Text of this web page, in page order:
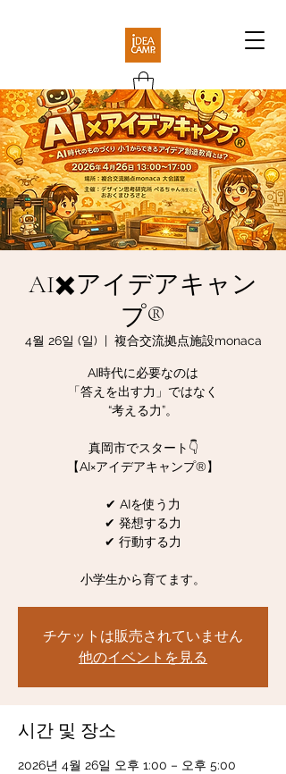
AI✖️アイデアキャン
プ®︎
4월 26일 (일)
  |
複合交流拠点施設monaca
AI時代に必要なのは
「答えを出す力」ではなく
“考える力”。
真岡市でスタート👇
【AI×アイデアキャンプ®︎】
✔ AIを使う力
✔ 発想する力
✔ 行動する力
小学生から育てます。
チケットは販売されていません
他のイベントを見る
시간 및 장소
2026년 4월 26일 오후 1:00 – 오후 5:00